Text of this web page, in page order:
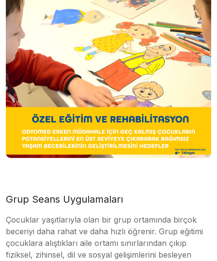
Grup Seans Uygulamaları
Çocuklar yaşıtlarıyla olan bir grup ortamında birçok
beceriyi daha rahat ve daha hızlı öğrenir. Grup eğitimi
çocuklara alıştıkları aile ortamı sınırlarından çıkıp
fiziksel, zihinsel, dil ve sosyal gelişimlerini besleyen